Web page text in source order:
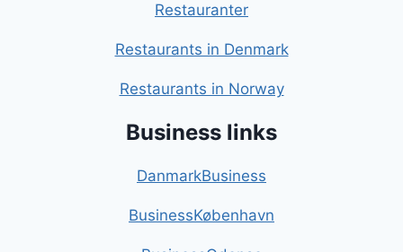
Restauranter
Restaurants in Denmark
Restaurants in Norway
Business links
DanmarkBusiness
BusinessKøbenhavn